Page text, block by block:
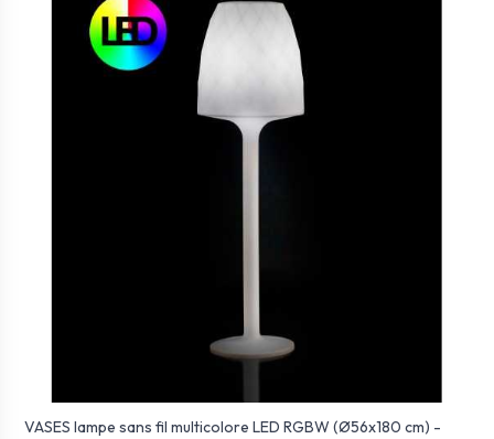
VASES lampe sans fil multicolore LED RGBW (Ø56x180 cm) -